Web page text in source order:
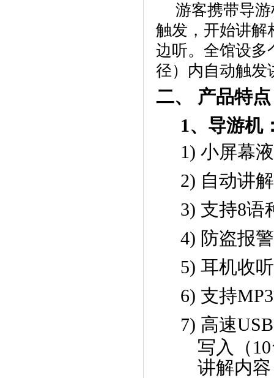
游客携带导
触发，开始讲解
边听。全馆设多
径）内自动触发
二、
产品特
1、导游机
1) 小屏幕
2) 自动讲
3) 支持8语
4) 防盗报
5) 耳机收
6) 支持MP3
7) 高速
写入（
讲解内容